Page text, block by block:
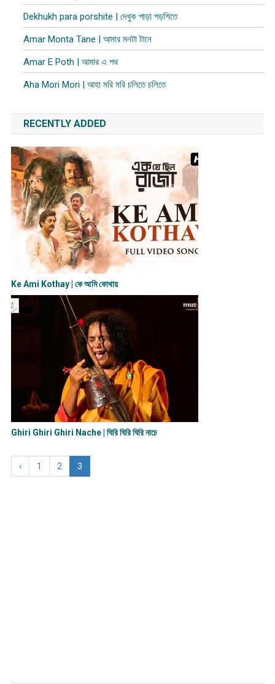
Dekhukh para porshite | দেখুক পাড়া পড়শিতে
Amar Monta Tane | আমার মনটা টানে
Amar E Poth | আমার এ পথ
Aha Mori Mori | আহা মরি মরি চলিতে চলিতে
RECENTLY ADDED
Ke Ami Kothay | কে আমি কোথায়
Ghiri Ghiri Ghiri Nache | ঘিরি ঘিরি ঘিরি নাচে
‹ 1 2 3